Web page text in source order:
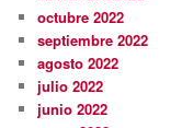
octubre 2022
septiembre 2022
agosto 2022
julio 2022
junio 2022